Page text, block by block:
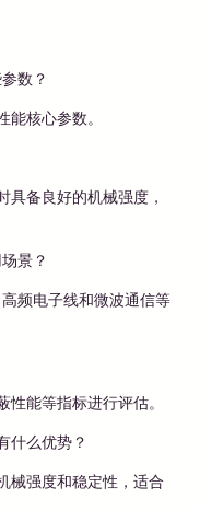
数？
核心参数。
具备良好的机械强度，
景？
频电子线和微波通信等
能等指标进行评估。
什么优势？
械强度和稳定性，适合